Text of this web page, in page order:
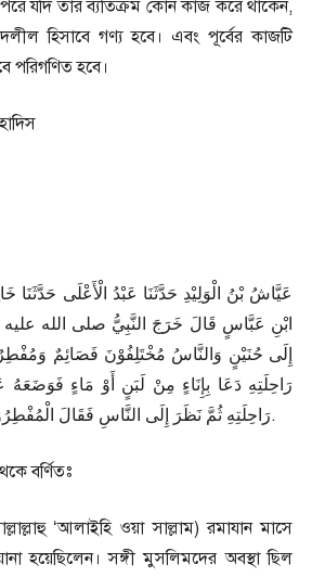
যদি তার ব্যতিক্রম কোন কাজ করে থাকেন,
হিসাবে গণ্য হবে। এবং পূর্বের কাজটি
পরিগণিত হবে।
عَيَّاشُ بْنُ الْوَلِيْدِ حَدَّثَنَا عَبْدُ الْأَعْلَى
ابْنِ عَبَّاسٍ قَالَ خَرَجَ النَّبِيُّ صلى الله
إِلَى حُنَيْنٍ وَالنَّاسُ مُخْتَلِفُوْنَ فَصَائِمٌ
رَاحِلَتِهِ دَعَا بِإِنَاءٍ مِنْ لَبَنٍ أَوْ مَاءٍ
رَاحِلَتِهِ ثُمَّ نَظَرَ إِلَى النَّاسِ فَقَالَ الْمُفْطِرُوْنَ لِلصُّوَّامِ أَفْطِرُوْا.
বর্ণিতঃ
‘আলাইহি ওয়া সাল্লাম) রমাযান মাসে
হয়েছিলেন। সঙ্গী মুসলিমদের অবস্থা ছিল